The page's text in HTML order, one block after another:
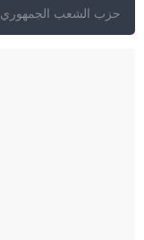
حزب الشعب الجمهوري